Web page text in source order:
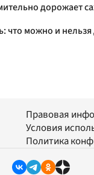
дорожает
что можно и нельзя
Правовая
Условия
Политика